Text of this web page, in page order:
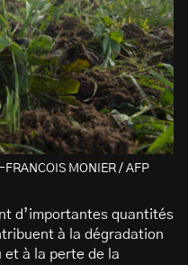
MONIER / AFP
d’importantes quantités
à la dégradation
et à la perte de la